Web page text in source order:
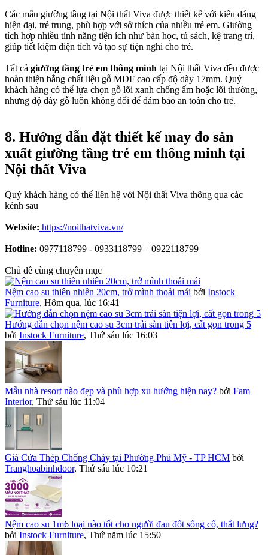
Các mẫu giường tầng tại Nội thất Viva được thiết kế với kiểu dáng
hiện đại, trẻ trung, phù hợp với sở thích của nhiều trẻ em. Giường
tích hợp nhiều tính năng tiện ích như bàn học, tủ sách, kệ trang trí,
giúp tiết kiệm diện tích và tạo sự tiện nghi cho trẻ.
Tất cả giường tầng trẻ em thông minh tại Nội thất Viva đều được
hoàn thiện bằng chất liệu gỗ MDF cao cấp độ dày 17mm. Quý
khách hàng có thể lựa chọn gỗ lõi xanh chống ẩm hoặc lõi thường,
nhưng độ dày gỗ luôn không đổi để đảm bảo an toàn cho trẻ.
8. Hướng dẫn đặt thiết kế may đo sản
xuất giường tầng trẻ em thông minh tại
Nội thất Viva
Quý khách hàng có thể liên hệ với Nội thất Viva thông qua các
kênh sau
Website: https://noithatviva.vn/
Hotline: 0977118799 - 0933118799 – 0922118799
Chủ đề cùng chuyên mục
Nệm cao su thiên nhiên 20cm, trở mình thoải mái bởi Instock
Furniture, Hôm qua, lúc 16:41
Hướng dẫn chọn nệm cao su 3cm trải sàn tiện lợi, cất gọn trong 5
bởi Instock Furniture, Thứ sáu lúc 16:03
Mẫu nhà resort nào đẹp và phù hợp xu hướng hiện nay? bởi Fam
Interior, Thứ sáu lúc 11:04
Giá Cửa Thép Chống Cháy tại Phường Phú Mỹ - TP HCM bởi
Tranghoabinhdoor, Thứ sáu lúc 10:21
Nệm cao su 1m6 loại nào tốt cho người đau đốt sống cổ, thắt lưng?
bởi Instock Furniture, Thứ năm lúc 15:50